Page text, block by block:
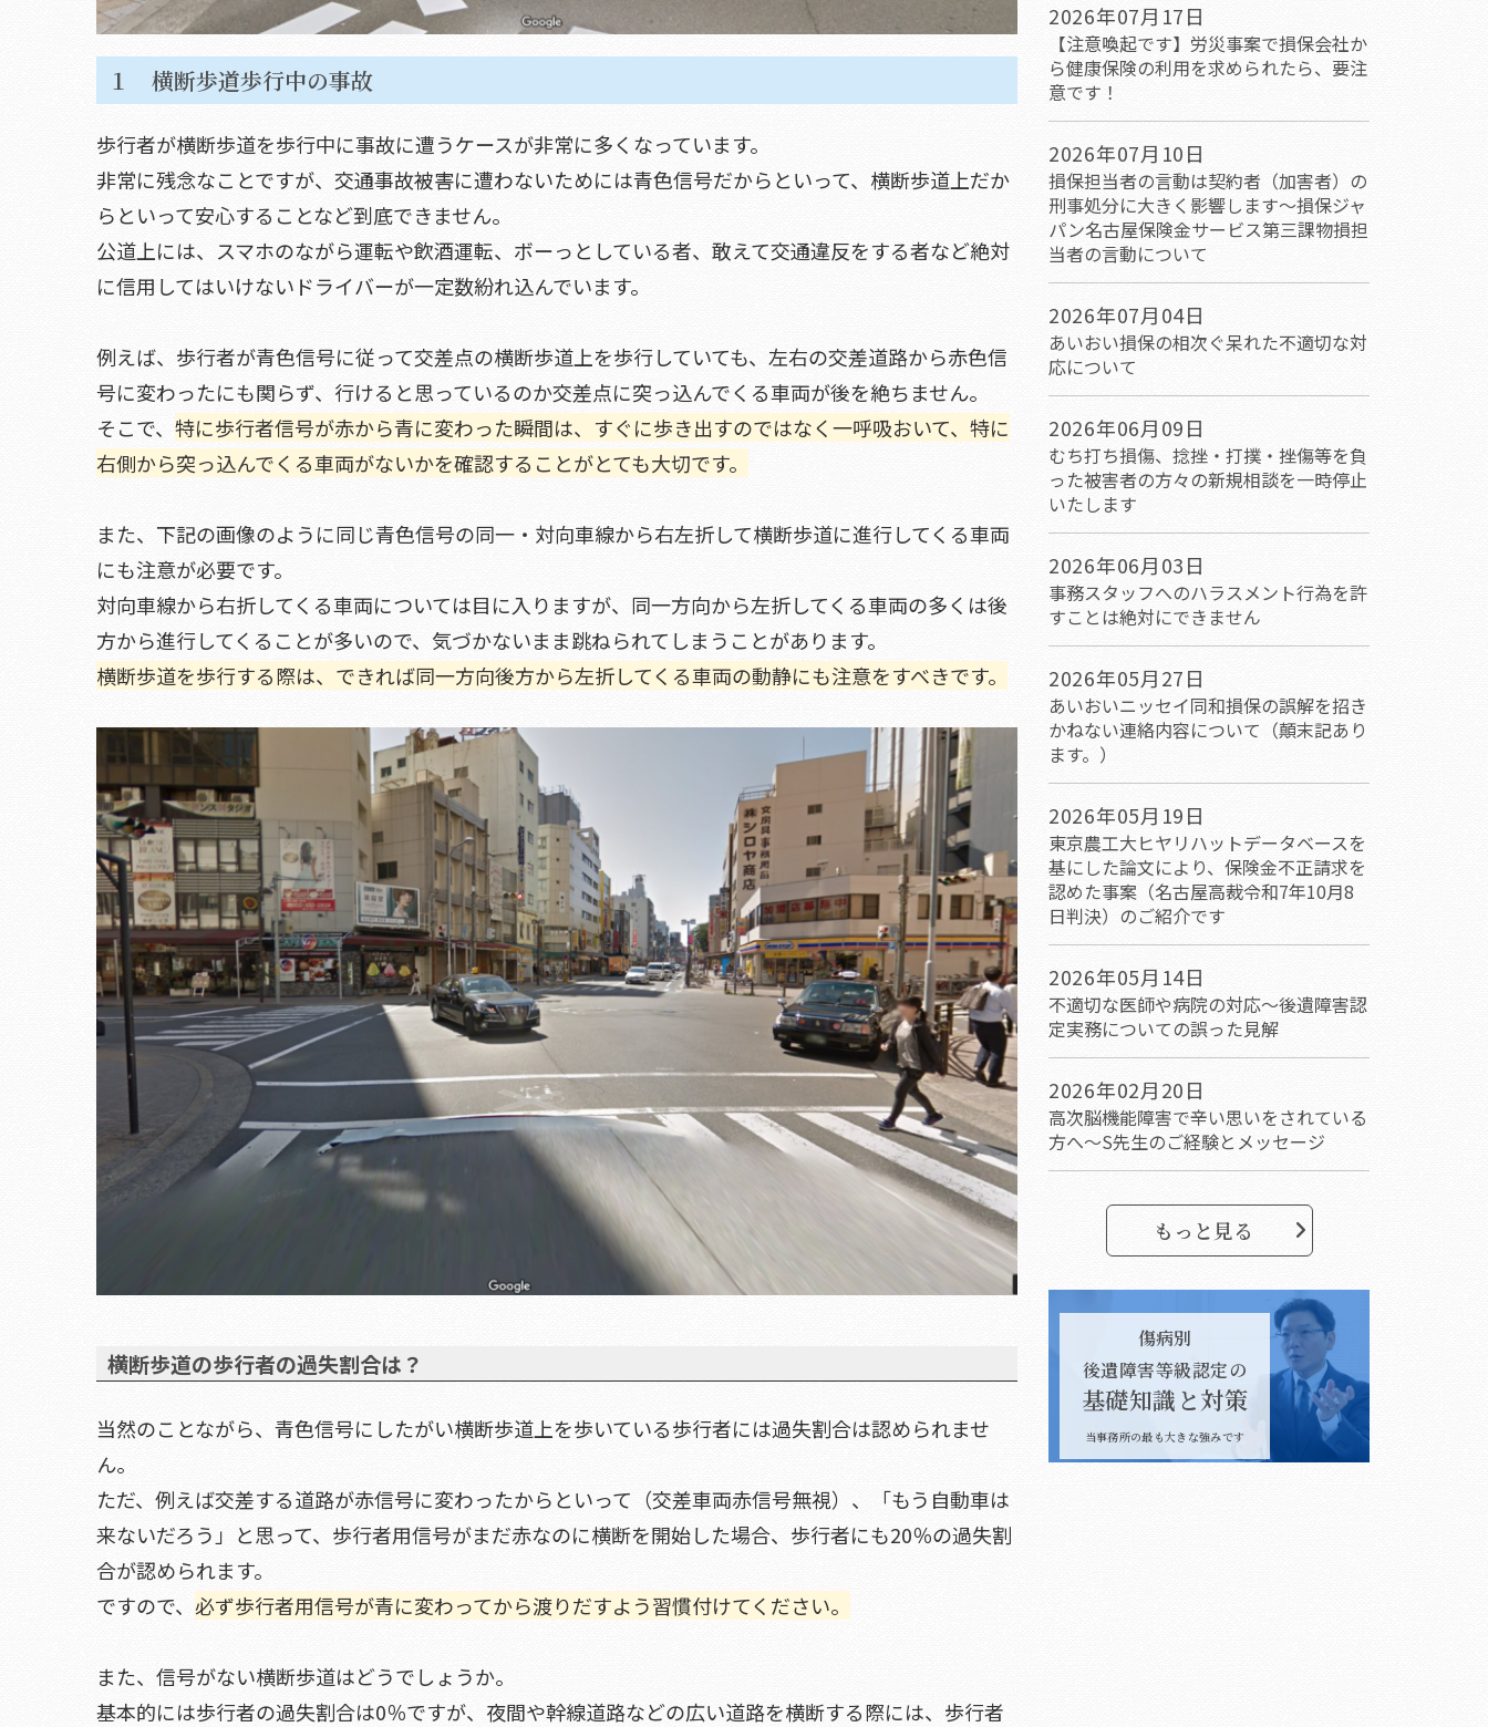
１ 横断歩道歩行中の事故
歩行者が横断歩道を歩行中に事故に遭うケースが非常に多くなっています。
非常に残念なことですが、交通事故被害に遭わないためには青色信号だからといって、横断歩道上だか
らといって安心することなど到底できません。
公道上には、スマホのながら運転や飲酒運転、ボーっとしている者、敢えて交通違反をする者など絶対
に信用してはいけないドライバーが一定数紛れ込んでいます。
例えば、歩行者が青色信号に従って交差点の横断歩道上を歩行していても、左右の交差道路から赤色信
号に変わったにも関らず、行けると思っているのか交差点に突っ込んでくる車両が後を絶ちません。
そこで、 特に歩行者信号が赤から青に変わった瞬間は、すぐに歩き出すのではなく一呼吸おいて、特に
右側から突っ込んでくる車両がないかを確認することがとても大切です。
また、下記の画像のように同じ青色信号の同一・対向車線から右左折して横断歩道に進行してくる車両
にも注意が必要です。
対向車線から右折してくる車両については目に入りますが、同一方向から左折してくる車両の多くは後
方から進行してくることが多いので、気づかないまま跳ねられてしまうことがあります。
横断歩道を歩行する際は、できれば同一方向後方から左折してくる車両の動静にも注意をすべきです。
横断歩道の歩行者の過失割合は？
当然のことながら、青色信号にしたがい横断歩道上を歩いている歩行者には過失割合は認められませ
ん。
ただ、例えば交差する道路が赤信号に変わったからといって（交差車両赤信号無視）、「もう自動車は
来ないだろう」と思って、歩行者用信号がまだ赤なのに横断を開始した場合、歩行者にも20％の過失割
合が認められます。
ですので、 必ず歩行者用信号が青に変わってから渡りだすよう習慣付けてください。
また、信号がない横断歩道はどうでしょうか。
基本的には歩行者の過失割合は0％ですが、夜間や幹線道路などの広い道路を横断する際には、歩行者
2026年07月17日
【注意喚起です】労災事案で損保会社か
ら健康保険の利用を求められたら、要注
意です！
2026年07月10日
損保担当者の言動は契約者（加害者）の
刑事処分に大きく影響します～損保ジャ
パン名古屋保険金サービス第三課物損担
当者の言動について
2026年07月04日
あいおい損保の相次ぐ呆れた不適切な対
応について
2026年06月09日
むち打ち損傷、捻挫・打撲・挫傷等を負
った被害者の方々の新規相談を一時停止
いたします
2026年06月03日
事務スタッフへのハラスメント行為を許
すことは絶対にできません
2026年05月27日
あいおいニッセイ同和損保の誤解を招き
かねない連絡内容について（顛末記あり
ます。）
2026年05月19日
東京農工大ヒヤリハットデータベースを
基にした論文により、保険金不正請求を
認めた事案（名古屋高裁令和7年10月8
日判決）のご紹介です
2026年05月14日
不適切な医師や病院の対応～後遺障害認
定実務についての誤った見解
2026年02月20日
高次脳機能障害で辛い思いをされている
方へ～S先生のご経験とメッセージ
もっと見る
傷病別
後遺障害等級認定の
基礎知識と対策
当事務所の最も大きな強みです